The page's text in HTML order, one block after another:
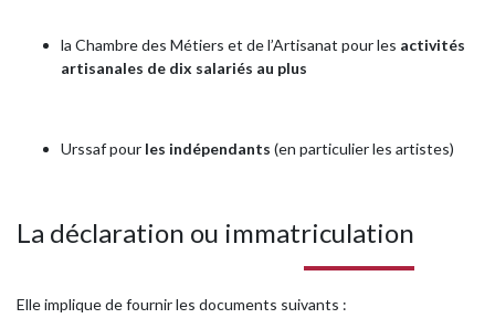
la Chambre des Métiers et de l’Artisanat pour les activités
artisanales de dix salariés au plus
Urssaf pour les indépendants (en particulier les artistes)
La déclaration ou immatriculation
Elle implique de fournir les documents suivants :